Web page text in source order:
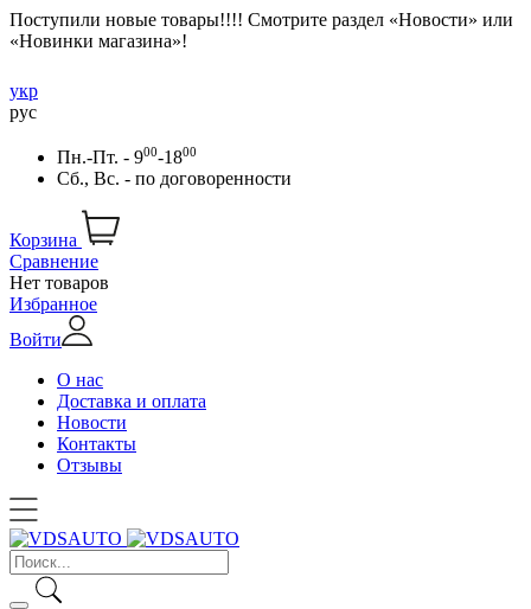
Поступили новые товары!!!! Смотрите раздел «Новости» или
«Новинки магазина»!
укр
рус
Пн.-Пт. - 900-1800
Сб., Вс. - по договоренности
Корзина
Сравнение
Нет товаров
Избранное
Войти
О нас
Доставка и оплата
Новости
Контакты
Отзывы